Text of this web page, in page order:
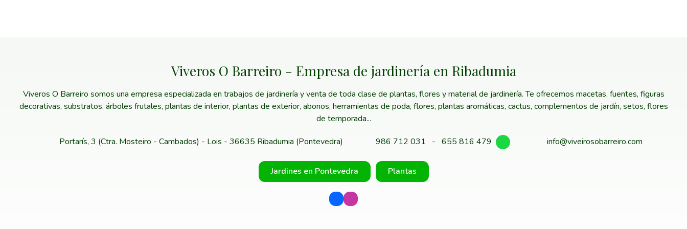
Viveros O Barreiro - Empresa de jardinería en Ribadumia
Viveros O Barreiro somos una empresa especializada en trabajos de jardinería y venta de toda clase de plantas, flores y material de jardinería. Te ofrecemos macetas, fuentes, figuras
decorativas, substratos, árboles frutales, plantas de interior, plantas de exterior, abonos, herramientas de poda, flores, plantas aromáticas, cactus, complementos de jardín, setos, flores
de temporada...
Portarís, 3 (Ctra. Mosteiro - Cambados) - Lois - 36635 Ribadumia (Pontevedra) 986 712 031 - 655 816 479 info@viveirosobarreiro.com
Jardines en Pontevedra Plantas